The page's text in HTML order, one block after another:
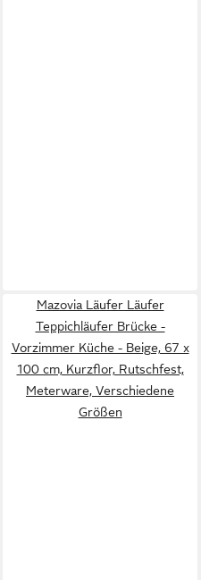
Mazovia Läufer Läufer
Teppichläufer Brücke -
Vorzimmer Küche - Beige, 67 x
100 cm, Kurzflor, Rutschfest,
Meterware, Verschiedene
Größen